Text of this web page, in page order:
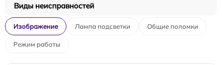
Виды неисправностей
Изображение Лампа подсветки Общие поломки
Режим работы